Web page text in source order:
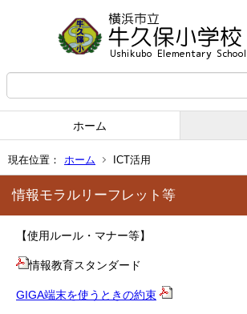
ホーム
現在位置： ホーム ICT活用
情報モラルリーフレット等
【使用ルール・マナー等】
情報教育スタンダード
GIGA端末を使うときの約束